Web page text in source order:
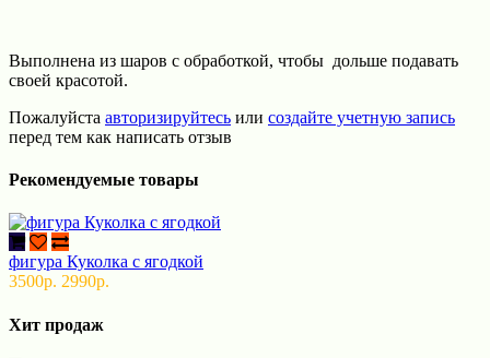
Выполнена из шаров с обработкой, чтобы дольше подавать
своей красотой.
Пожалуйста авторизируйтесь или создайте учетную запись
перед тем как написать отзыв
Рекомендуемые товары
фигура Куколка с ягодкой
3500р. 2990р.
Хит продаж